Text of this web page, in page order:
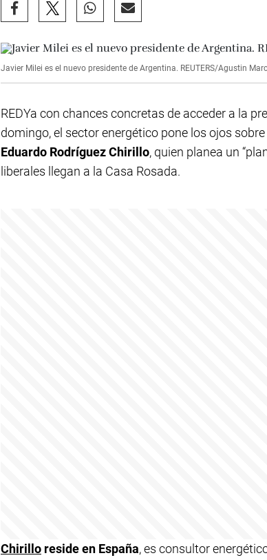
Javier Milei es el nuevo presidente de Argentina. REUTERS/Agustin
REDYa con chances concretas de acceder a la
domingo, el sector energético pone los ojos
Eduardo Rodríguez Chirillo, quien planea un
liberales llegan a la Casa Rosada.
Chirillo reside en España, es consultor